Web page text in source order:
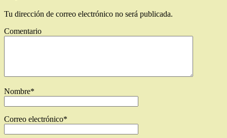
Tu dirección de correo electrónico no será publicada.
Comentario
Nombre*
Correo electrónico*